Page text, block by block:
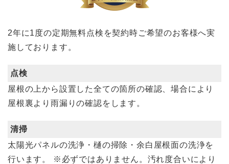
2年に1度の定期無料点検を契約時ご希望のお客様へ実
施しております。
点検
屋根の上から設置した全ての箇所の確認、場合により
屋根裏より雨漏りの確認をします。
清掃
太陽光パネルの洗浄・樋の掃除・余白屋根面の洗浄を
行います。
※必ずではありません。汚れ度合いにより